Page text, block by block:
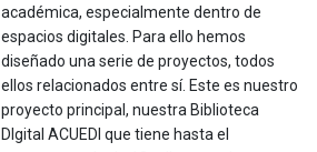
académica, especialmente dentro de
espacios digitales. Para ello hemos
diseñado una serie de proyectos, todos
ellos relacionados entre sí. Este es nuestro
proyecto principal, nuestra Biblioteca
DIgital ACUEDI que tiene hasta el